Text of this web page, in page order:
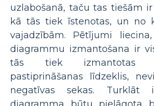
uzlabošanā, taču tas tiešām
kā tās tiek īstenotas, un no
vajadzībām. Pētījumi
diagrammu izmantošana ir
tās tiek izmantotas
pastiprināšanas līdzeklis,
negatīvas sekas.